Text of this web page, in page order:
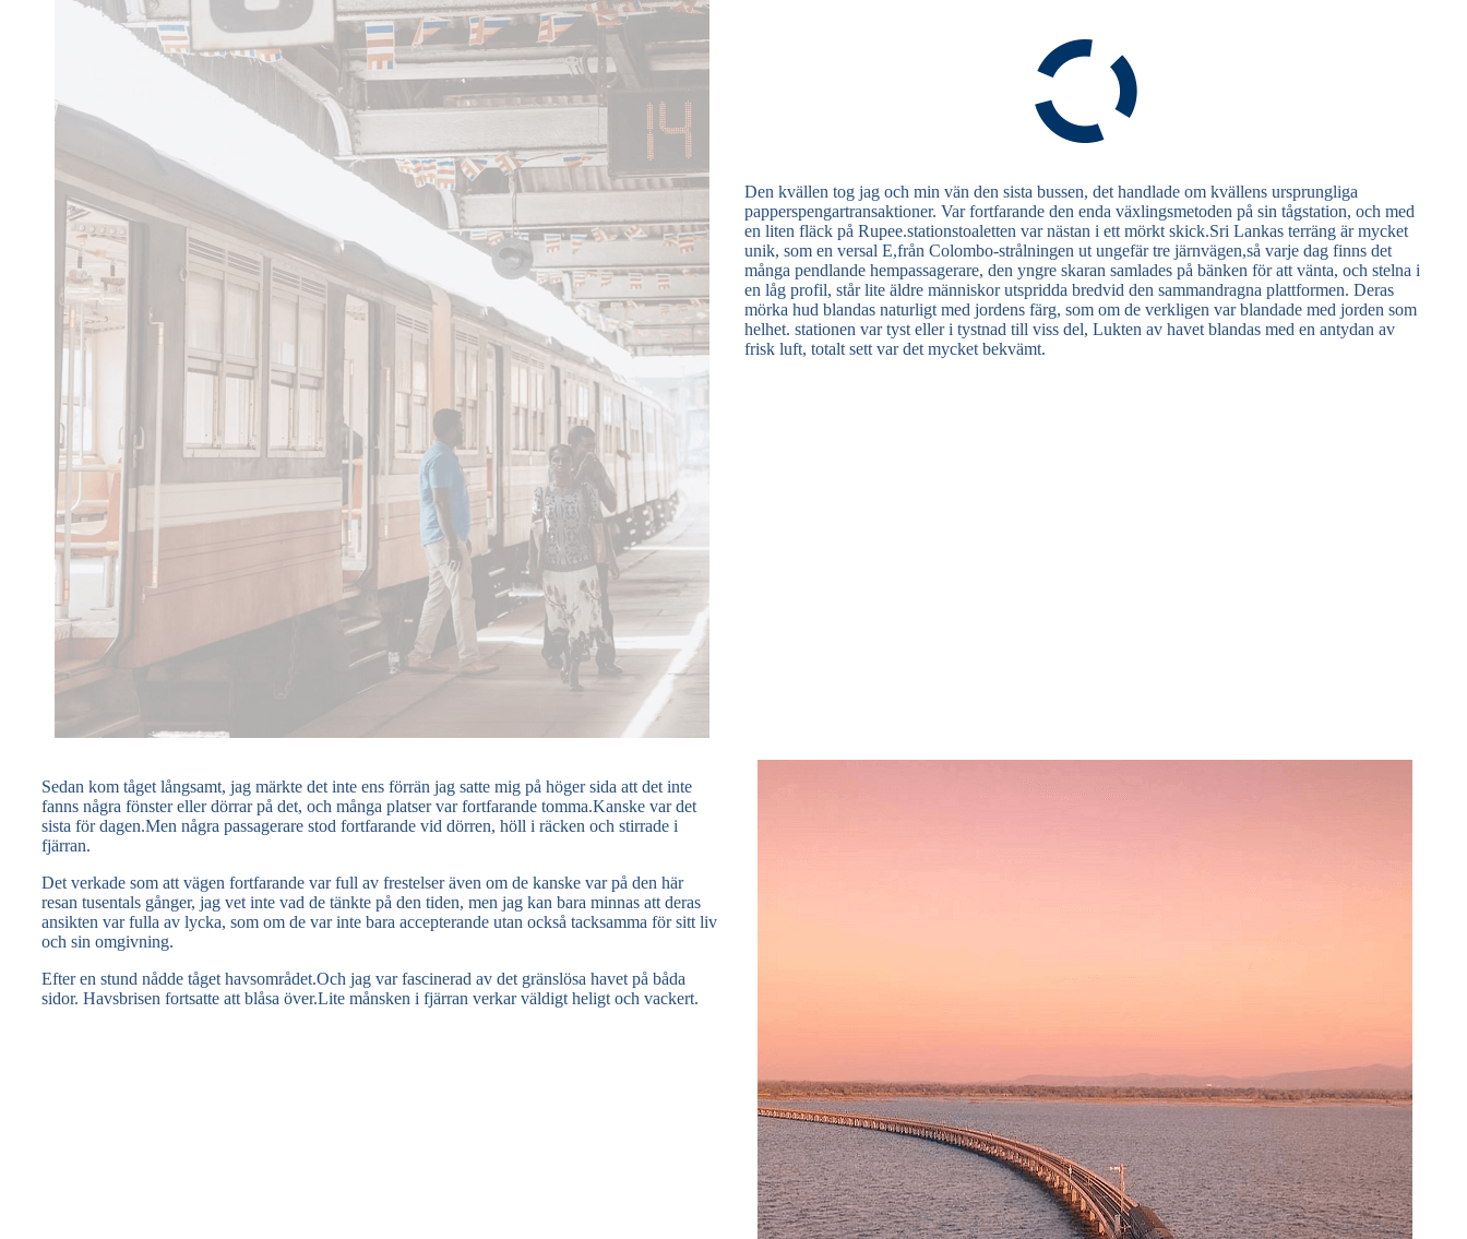
Den kvällen tog jag och min vän den sista bussen, det handlade om kvällens ursprungliga
papperspengartransaktioner. Var fortfarande den enda växlingsmetoden på sin tågstation, och med
en liten fläck på Rupee.stationstoaletten var nästan i ett mörkt skick.Sri Lankas terräng är mycket
unik, som en versal E,från Colombo-strålningen ut ungefär tre järnvägen,så varje dag finns det
många pendlande hempassagerare, den yngre skaran samlades på bänken för att vänta, och stelna i
en låg profil, står lite äldre människor utspridda bredvid den sammandragna plattformen. Deras
mörka hud blandas naturligt med jordens färg, som om de verkligen var blandade med jorden som
helhet. stationen var tyst eller i tystnad till viss del, Lukten av havet blandas med en antydan av
frisk luft, totalt sett var det mycket bekvämt.
Sedan kom tåget långsamt, jag märkte det inte ens förrän jag satte mig på höger sida att det inte
fanns några fönster eller dörrar på det, och många platser var fortfarande tomma.Kanske var det
sista för dagen.Men några passagerare stod fortfarande vid dörren, höll i räcken och stirrade i
fjärran.
Det verkade som att vägen fortfarande var full av frestelser även om de kanske var på den här
resan tusentals gånger, jag vet inte vad de tänkte på den tiden, men jag kan bara minnas att deras
ansikten var fulla av lycka, som om de var inte bara accepterande utan också tacksamma för sitt liv
och sin omgivning.
Efter en stund nådde tåget havsområdet.Och jag var fascinerad av det gränslösa havet på båda
sidor. Havsbrisen fortsatte att blåsa över.Lite månsken i fjärran verkar väldigt heligt och vackert.